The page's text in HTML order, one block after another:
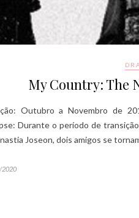
My Country: The
Outubro a Novembro de
Durante o período de
Joseon, dois amigos se
2020